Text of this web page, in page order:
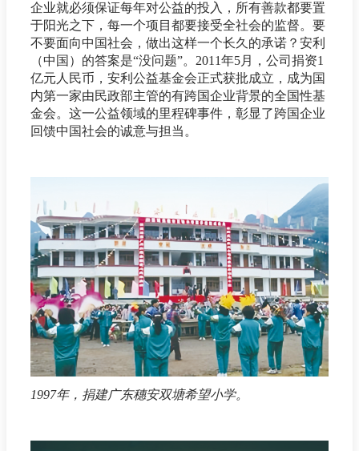
企业就必须保证每年对公益的投入，所有善款都要置
于阳光之下，每一个项目都要接受全社会的监督。要
不要面向中国社会，做出这样一个长久的承诺？安利
（中国）的答案是“没问题”。2011年5月，公司捐资1
亿元人民币，安利公益基金会正式获批成立，成为国
内第一家由民政部主管的有跨国企业背景的全国性基
金会。这一公益领域的里程碑事件，彰显了跨国企业
回馈中国社会的诚意与担当。
1997年，捐建广东穗安双塘希望小学。